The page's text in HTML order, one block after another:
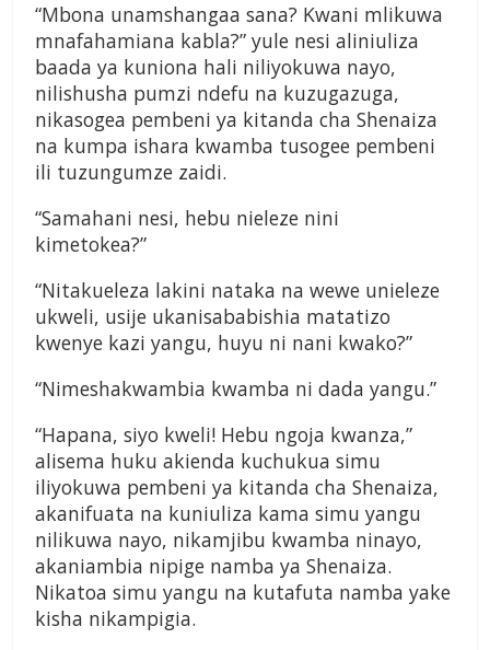
“Mbona unamshangaa sana? Kwani mlikuwa
mnafahamiana kabla?” yule nesi aliniuliza
baada ya kuniona hali niliyokuwa nayo,
nilishusha pumzi ndefu na kuzugazuga,
nikasogea pembeni ya kitanda cha Shenaiza
na kumpa ishara kwamba tusogee pembeni
ili tuzungumze zaidi.
“Samahani nesi, hebu nieleze nini
kimetokea?”
“Nitakueleza lakini nataka na wewe unieleze
ukweli, usije ukanisababishia matatizo
kwenye kazi yangu, huyu ni nani kwako?”
“Nimeshakwambia kwamba ni dada yangu.”
“Hapana, siyo kweli! Hebu ngoja kwanza,”
alisema huku akienda kuchukua simu
iliyokuwa pembeni ya kitanda cha Shenaiza,
akanifuata na kuniuliza kama simu yangu
nilikuwa nayo, nikamjibu kwamba ninayo,
akaniambia nipige namba ya Shenaiza.
Nikatoa simu yangu na kutafuta namba yake
kisha nikampigia.